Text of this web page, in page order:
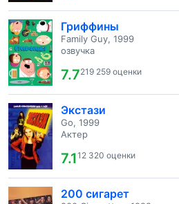
Гриффины
Family Guy, 1999
озвучка
7.7219 259 оценки
Экстази
Go, 1999
Актер
7.112 320 оценки
200 сигарет